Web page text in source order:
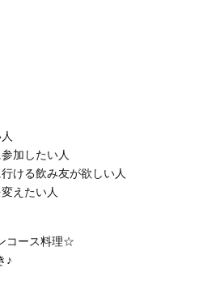
加したい人
ける飲み友が欲しい人
えたい人
コース料理☆
♪